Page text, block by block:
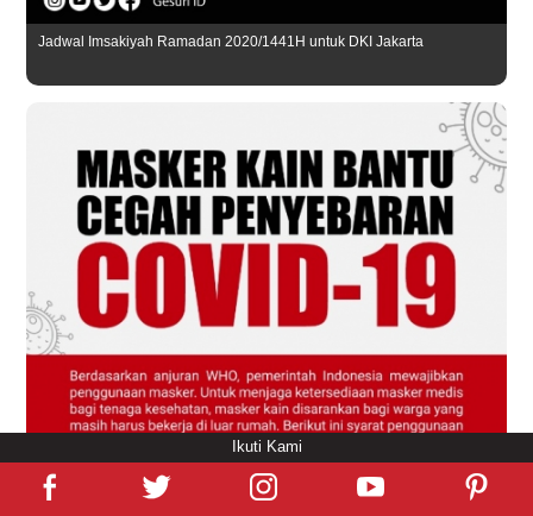
Ikuti Kami
Jadwal Imsakiyah Ramadan 2020/1441H untuk DKI Jakarta